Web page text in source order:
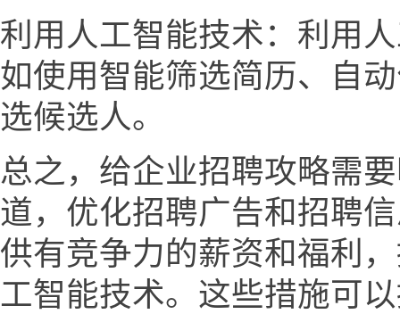
利用人工智能技术：利用
如使用智能筛选简历、自
选候选人。
总之，给企业招聘攻略需
道，优化招聘广告和招聘
供有竞争力的薪资和福利
工智能技术。这些措施可